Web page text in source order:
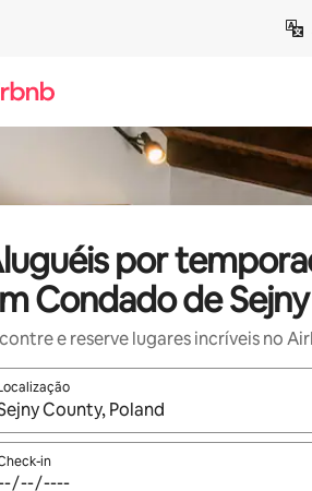
por
Condado de Sejny
e reserve lugares incríveis no
os resultados estiverem
in